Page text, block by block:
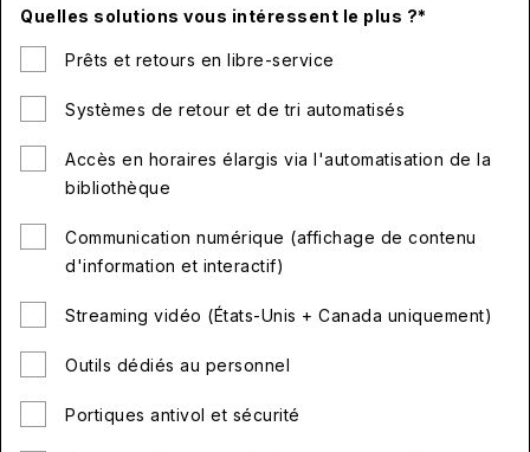
Quelles solutions vous intéressent le plus ?*
Prêts et retours en libre-service
Systèmes de retour et de tri automatisés
Accès en horaires élargis via l'automatisation de la
bibliothèque
Communication numérique (affichage de contenu
d'information et interactif)
Streaming vidéo (États-Unis + Canada uniquement)
Outils dédiés au personnel
Portiques antivol et sécurité